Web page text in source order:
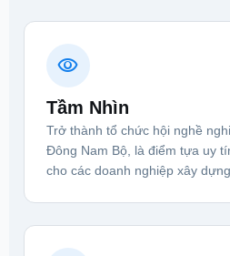
visibility
Tầm Nhìn
Trở thành tổ chức hội nghề
Đông Nam Bộ, là điểm tựa uy
cho các doanh nghiệp xây